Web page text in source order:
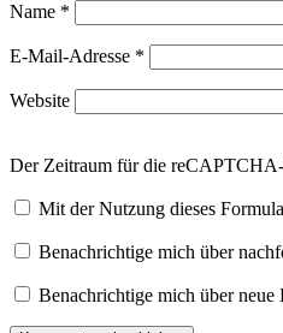
Name *
E-Mail-Adresse *
Website
Der Zeitraum für die
Mit der Nutzung dieses
Benachrichtige mich über
Benachrichtige mich über